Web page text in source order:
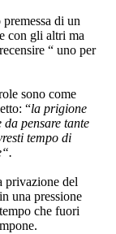
di un
con gli altri ma
“ uno per
sono come
“la prigione
pensare tante
tempo di
privazione del
una pressione
che fuori